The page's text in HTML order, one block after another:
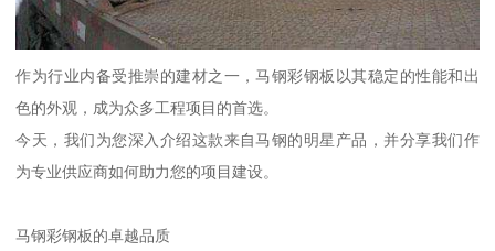
作为行业内备受推崇的建材之一，马钢彩钢板以其稳定的性能和出
色的外观，成为众多工程项目的首选。
今天，我们为您深入介绍这款来自马钢的明星产品，并分享我们作
为专业供应商如何助力您的项目建设。
马钢彩钢板的卓越品质